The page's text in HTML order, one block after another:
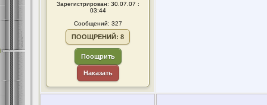
Зарегистрирован: 30.07.07 :
03:44
Сообщений: 327
ПООЩРЕНИЙ: 8
Поощрить
Наказать